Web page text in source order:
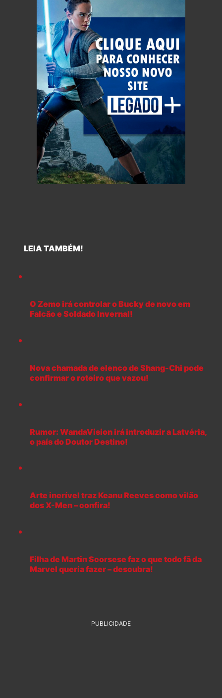
LEIA TAMBÉM!
O Zemo irá controlar o Bucky de novo em
Falcão e Soldado Invernal!
Nova chamada de elenco de Shang-Chi pode
confirmar o roteiro que vazou!
Rumor: WandaVision irá introduzir a Latvéria,
o país do Doutor Destino!
Arte incrível traz Keanu Reeves como vilão
dos X-Men – confira!
Filha de Martin Scorsese faz o que todo fã da
Marvel queria fazer – descubra!
PUBLICIDADE